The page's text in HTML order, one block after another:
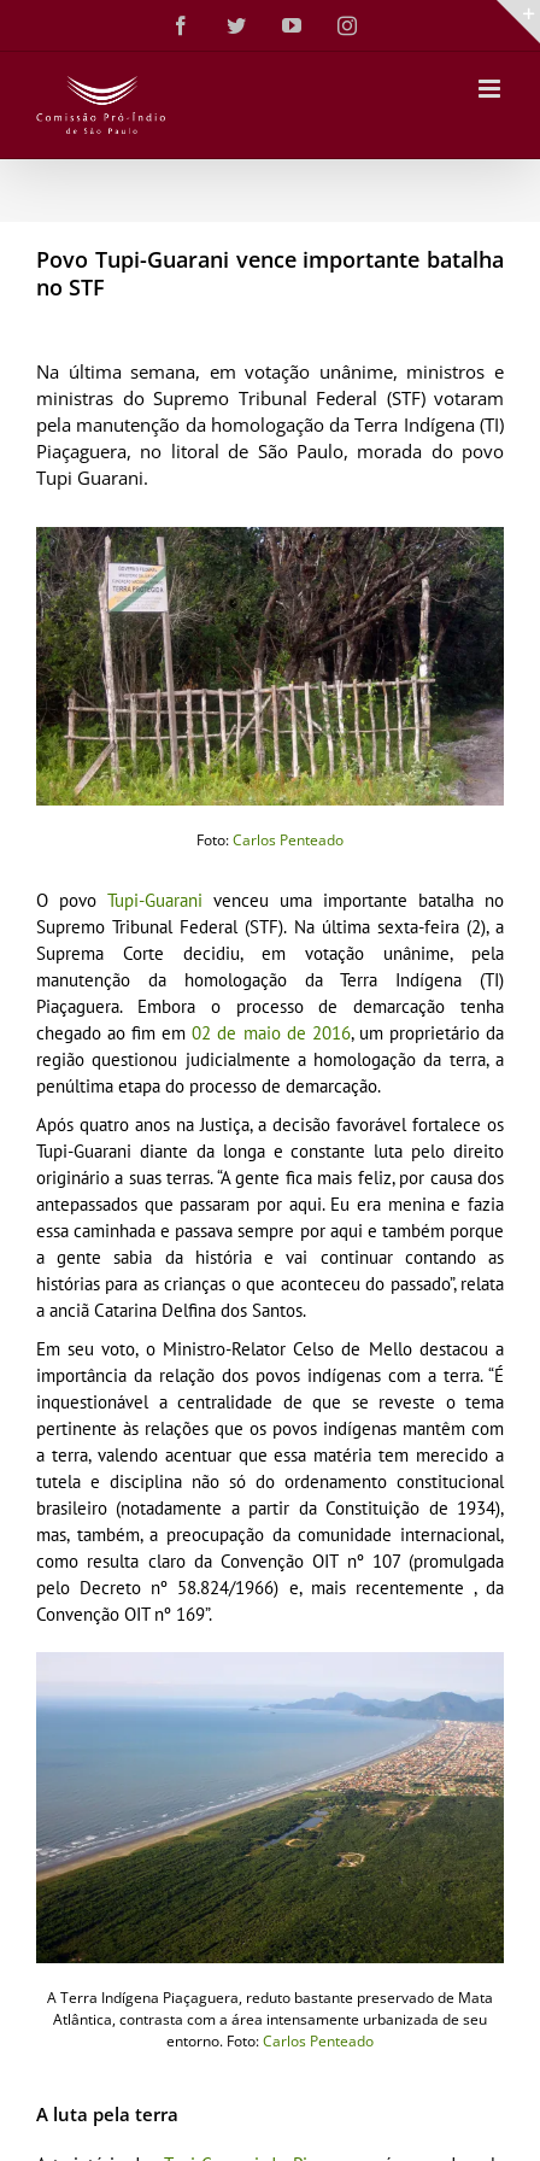
conteúdo
FacebookTwitterYouTubeInstagram
Povo Tupi-Guarani vence importante batalha
no STF
Na última semana, em votação unânime, ministros e
ministras do Supremo Tribunal Federal (STF) votaram
pela manutenção da homologação da Terra Indígena (TI)
Piaçaguera, no litoral de São Paulo, morada do povo
Tupi Guarani.
Foto:Carlos Penteado
O povo Tupi-Guarani venceu uma importante batalha no
Supremo Tribunal Federal (STF). Na última sexta-feira (2), a
Suprema Corte decidiu, em votação unânime, pela
manutenção da homologação da Terra Indígena (TI)
Piaçaguera. Embora o processo de demarcação tenha
chegado ao fim em02 de maio de 2016, um proprietário da
região questionou judicialmente a homologação da terra, a
penúltima etapa do processo de demarcação.
Após quatro anos na Justiça, a decisão favorável fortalece os
Tupi-Guarani diante da longa e constante luta pelo direito
originário a suas terras. “A gente fica mais feliz, por causa dos
antepassados que passaram por aqui. Eu era menina e fazia
essa caminhada e passava sempre por aqui e também porque
a gente sabia da história e vai continuar contando as
histórias para as crianças o que aconteceu do passado”, relata
a anciã Catarina Delfina dos Santos.
Em seu voto, o Ministro-Relator Celso de Mello destacou a
importância da relação dos povos indígenas com a terra. “É
inquestionável a centralidade de que se reveste o tema
pertinente às relações que os povos indígenas mantêm com
a terra, valendo acentuar que essa matéria tem merecido a
tutela e disciplina não só do ordenamento constitucional
brasileiro (notadamente a partir da Constituição de 1934),
mas, também, a preocupação da comunidade internacional,
como resulta claro da Convenção OIT nº 107 (promulgada
pelo Decreto nº 58.824/1966) e, mais recentemente , da
Convenção OIT nº 169”.
A Terra Indígena Piaçaguera, reduto bastante preservado de Mata
Atlântica, contrasta com a área intensamente urbanizada de seu
entorno. Foto:Carlos Penteado
A luta pela terra